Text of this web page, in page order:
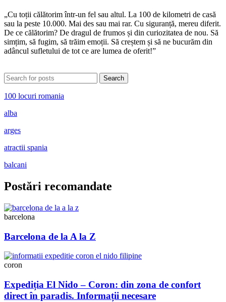
„Cu toții călătorim într-un fel sau altul. La 100 de kilometri de casă
sau la peste 10.000. Mai des sau mai rar. Cu siguranță, mereu diferit.
De ce călătorim? De dragul de frumos și din curiozitatea de nou. Să
simțim, să fugim, să trăim emoții. Să creștem și să ne bucurăm din
adâncul sufletului de tot ce are lumea de oferit!”
Search
100 locuri romania
alba
arges
atractii spania
balcani
Postări recomandate
barcelona
Barcelona de la A la Z
coron
Expediția El Nido – Coron: din zona de confort
direct în paradis. Informații necesare